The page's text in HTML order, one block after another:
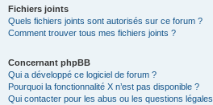
Fichiers joints
Quels fichiers joints sont autorisés sur ce forum ?
Comment trouver tous mes fichiers joints ?
Concernant phpBB
Qui a développé ce logiciel de forum ?
Pourquoi la fonctionnalité X n’est pas disponible ?
Qui contacter pour les abus ou les questions